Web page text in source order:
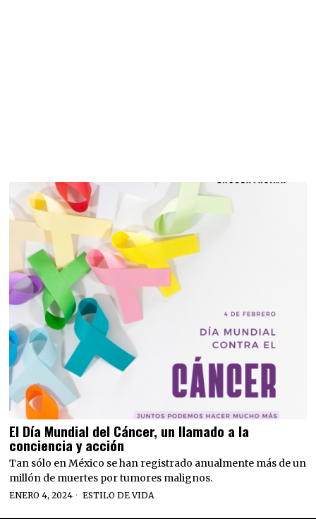
El Día Mundial del Cáncer, un llamado a la
conciencia y acción
Tan sólo en México se han registrado anualmente más de un
millón de muertes por tumores malignos.
ENERO 4, 2024 ESTILO DE VIDA